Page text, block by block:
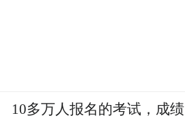
10多万人报名的考试，成绩